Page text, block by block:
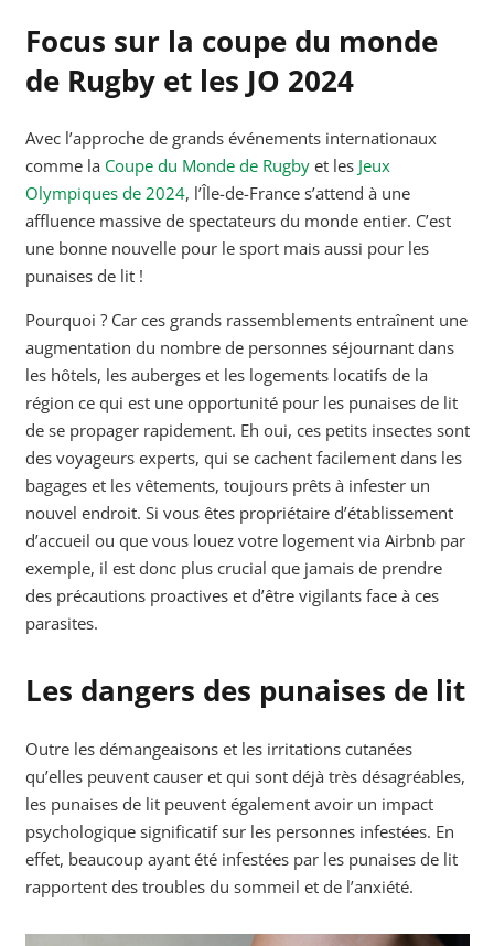
Focus sur la coupe du monde
de Rugby et les JO 2024
Avec l’approche de grands événements internationaux
comme la Coupe du Monde de Rugbyet les Jeux
Olympiques de 2024, l’Île-de-France s’attend à une
affluence massive de spectateurs du monde entier. C’est
une bonne nouvelle pour le sport mais aussi pour les
punaises de lit !
Pourquoi ? Car ces grands rassemblements entraînent une
augmentation du nombre de personnes séjournant dans
les hôtels, les auberges et les logements locatifs de la
région ce qui est une opportunité pour les punaises de lit
de se propager rapidement. Eh oui, ces petits insectes sont
des voyageurs experts, qui se cachent facilement dans les
bagages et les vêtements, toujours prêts à infester un
nouvel endroit. Si vous êtes propriétaire d’établissement
d’accueil ou que vous louez votre logement via Airbnb par
exemple, il est donc plus crucial que jamais de prendre
des précautions proactives et d’être vigilants face à ces
parasites.
Les dangers des punaises de lit
Outre les démangeaisons et les irritations cutanées
qu’elles peuvent causer et qui sont déjà très désagréables,
les punaises de lit peuvent également avoir un impact
psychologique significatif sur les personnes infestées. En
effet, beaucoup ayant été infestées par les punaises de lit
rapportent des troubles du sommeil et de l’anxiété.